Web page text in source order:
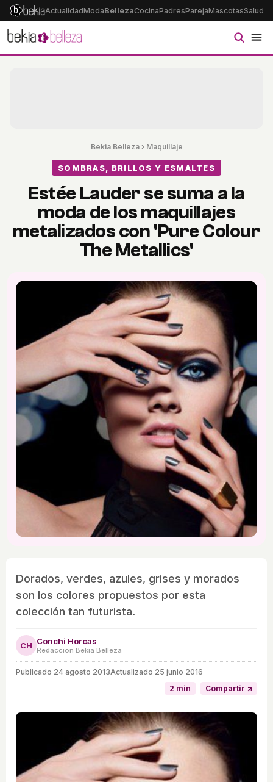
ActualidadModaBellezaCocinaPadresParejaMascotasSalud
Bekia Belleza› Maquillaje
SOMBRAS, BRILLOS Y ESMALTES
Estée Lauder se suma a la
moda de los maquillajes
metalizados con 'Pure Colour
The Metallics'
Dorados, verdes, azules, grises y morados
son los colores propuestos por esta
colección tan futurista.
CH Conchi Horcas
Redacción Bekia Belleza
Publicado 24 agosto 2013Actualizado 25 junio 2016
2 min
Compartir ↗